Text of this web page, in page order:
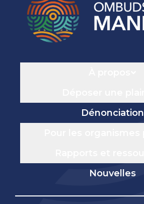
Dénonciation
Nouvelles